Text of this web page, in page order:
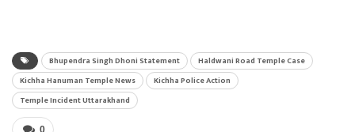
Bhupendra Singh Dhoni Statement
Haldwani Road Temple Case
Kichha Hanuman Temple News
Kichha Police Action
Temple Incident Uttarakhand